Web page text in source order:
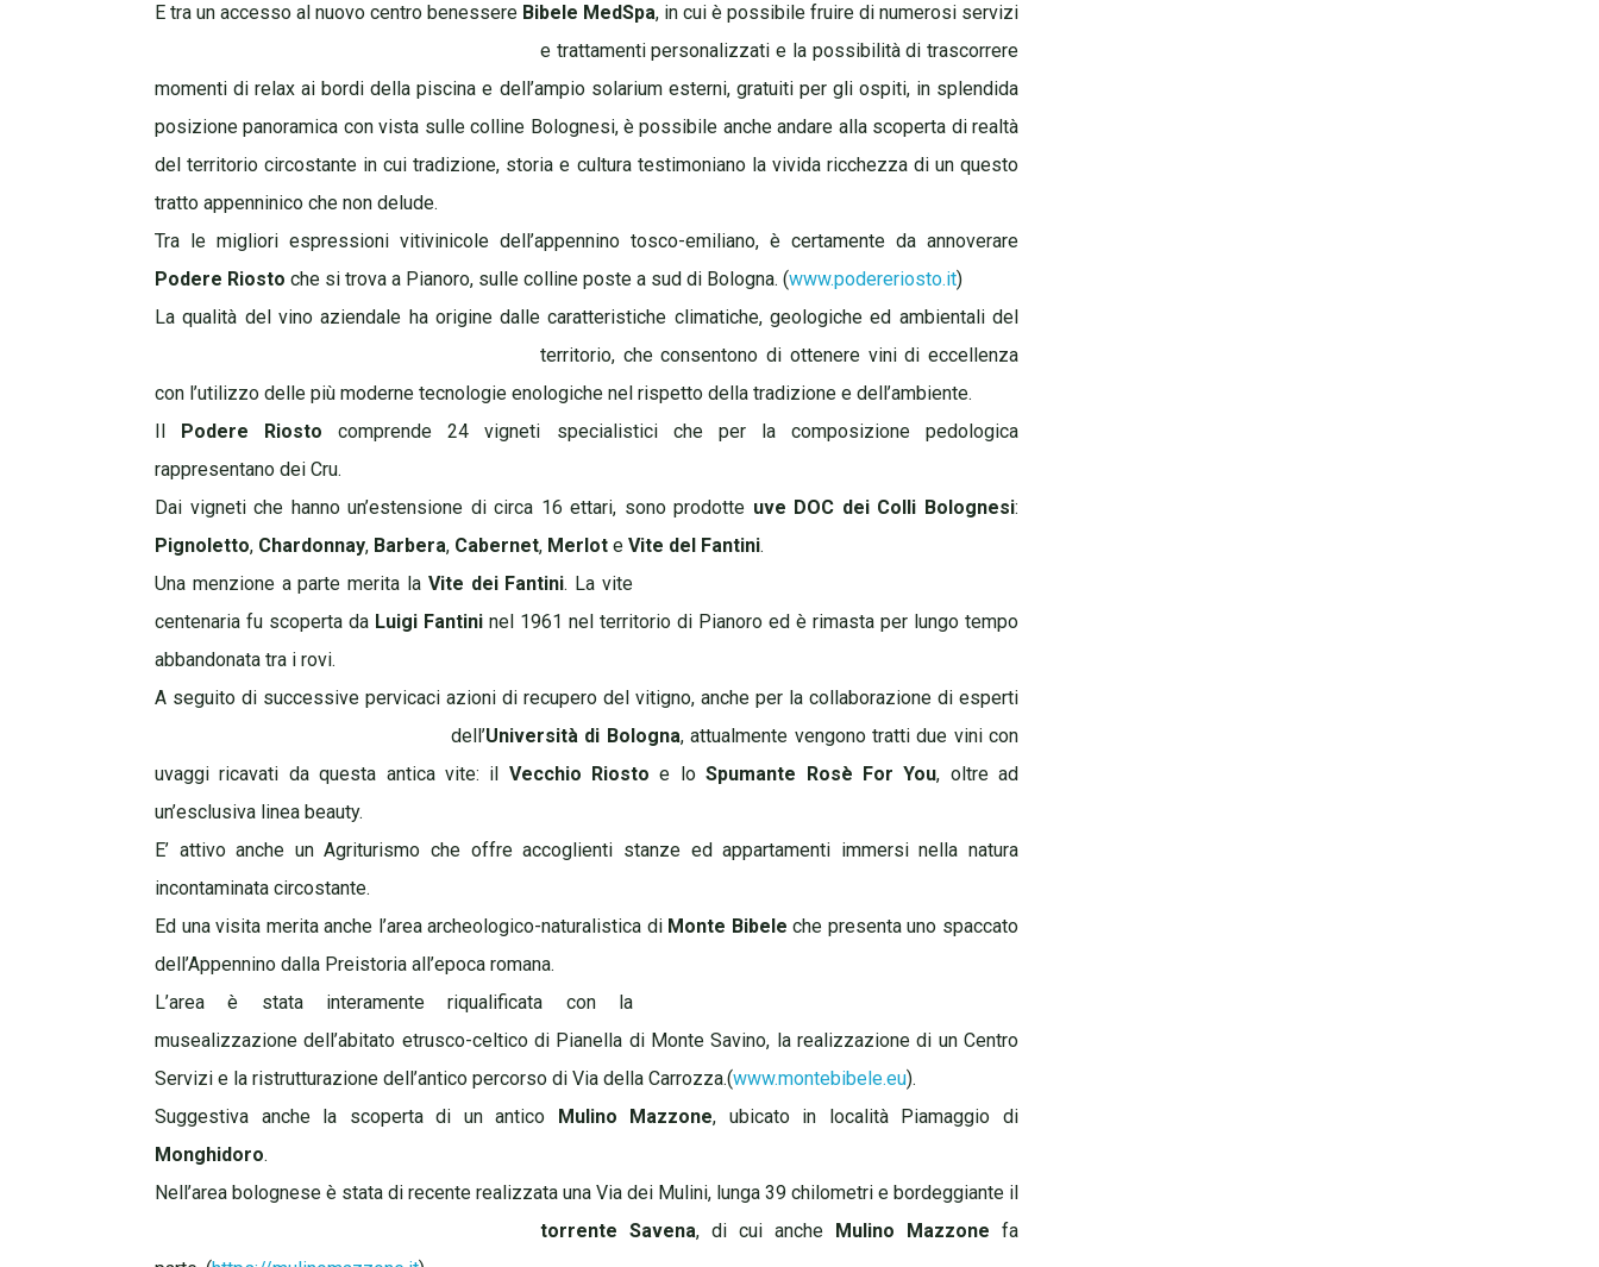
E tra un accesso al nuovo centro benessere Bibele MedSpa, in cui è possibile fruire di numerosi servizi
e trattamenti personalizzati e la possibilità di trascorrere
momenti di relax ai bordi della piscina e dell’ampio solarium esterni, gratuiti per gli ospiti, in splendida
posizione panoramica con vista sulle colline Bolognesi, è possibile anche andare alla scoperta di realtà
del territorio circostante in cui tradizione, storia e cultura testimoniano la vivida ricchezza di un questo
tratto appenninico che non delude.
Tra le migliori espressioni vitivinicole dell’appennino tosco-emiliano, è certamente da annoverare
Podere Riosto che si trova a Pianoro, sulle colline poste a sud di Bologna. (www.podereriosto.it)
La qualità del vino aziendale ha origine dalle caratteristiche climatiche, geologiche ed ambientali del
territorio, che consentono di ottenere vini di eccellenza
con l’utilizzo delle più moderne tecnologie enologiche nel rispetto della tradizione e dell’ambiente.
Podere Riosto comprende 24 vigneti specialistici che per la composizione pedologica
rappresentano dei Cru.
Dai vigneti che hanno un’estensione di circa 16 ettari, sono prodotte uve DOC dei Colli Bolognesi:
Pignoletto, Chardonnay, Barbera, Cabernet, Merlot e Vite del Fantini.
Una menzione a parte merita la Vite dei Fantini. La vite
centenaria fu scoperta da Luigi Fantini nel 1961 nel territorio di Pianoro ed è rimasta per lungo tempo
abbandonata tra i rovi.
A seguito di successive pervicaci azioni di recupero del vitigno, anche per la collaborazione di esperti
dell’Università di Bologna, attualmente vengono tratti due vini con
uvaggi ricavati da questa antica vite: il Vecchio Riosto e loSpumante Rosè For You, oltre ad
un’esclusiva linea beauty.
E’ attivo anche un Agriturismo che offre accoglienti stanze ed appartamenti immersi nella natura
incontaminata circostante.
Ed una visita merita anche l’area archeologico-naturalistica di Monte Bibele che presenta uno spaccato
dell’Appennino dalla Preistoria all’epoca romana.
L’area è stata interamente riqualificata con la
musealizzazione dell’abitato etrusco-celtico di Pianella di Monte Savino, la realizzazione di un Centro
Servizi e la ristrutturazione dell’antico percorso di Via della Carrozza.(www.montebibele.eu).
Suggestiva anche la scoperta di un antico Mulino Mazzone, ubicato in località Piamaggio di
Monghidoro.
Nell’area bolognese è stata di recente realizzata una Via dei Mulini, lunga 39 chilometri e bordeggiante il
torrente Savena, di cui anche Mulino Mazzone fa